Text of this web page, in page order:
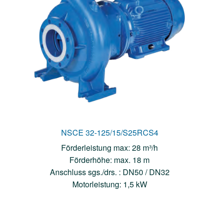
NSCE 32-125/15/S25RCS4
Förderleistung max: 28 m³/h
Förderhöhe: max. 18 m
Anschluss sgs./drs. : DN50 / DN32
Motorleistung: 1,5 kW